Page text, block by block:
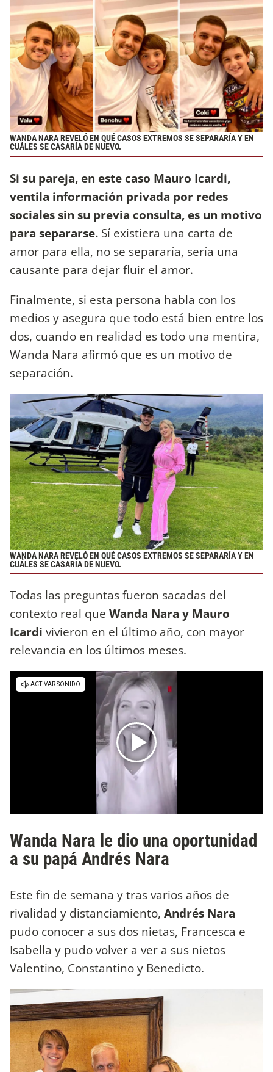
WANDA NARA REVELÓ EN QUÉ CASOS EXTREMOS SE SEPARARÍA Y EN
CUÁLES SE CASARÍA DE NUEVO.
Si su pareja, en este caso Mauro Icardi,
ventila información privada por redes
sociales sin su previa consulta, es un motivo
para separarse. Sí existiera una carta de
amor para ella, no se separaría, sería una
causante para dejar fluir el amor.
Finalmente, si esta persona habla con los
medios y asegura que todo está bien entre los
dos, cuando en realidad es todo una mentira,
Wanda Nara afirmó que es un motivo de
separación.
WANDA NARA REVELÓ EN QUÉ CASOS EXTREMOS SE SEPARARÍA Y EN
CUÁLES SE CASARÍA DE NUEVO.
Todas las preguntas fueron sacadas del
contexto real que Wanda Nara y Mauro
Icardi vivieron en el último año, con mayor
relevancia en los últimos meses.
Wanda Nara le dio una oportunidad
a su papá Andrés Nara
Este fin de semana y tras varios años de
rivalidad y distanciamiento, Andrés Nara
pudo conocer a sus dos nietas, Francesca e
Isabella y pudo volver a ver a sus nietos
Valentino, Constantino y Benedicto.